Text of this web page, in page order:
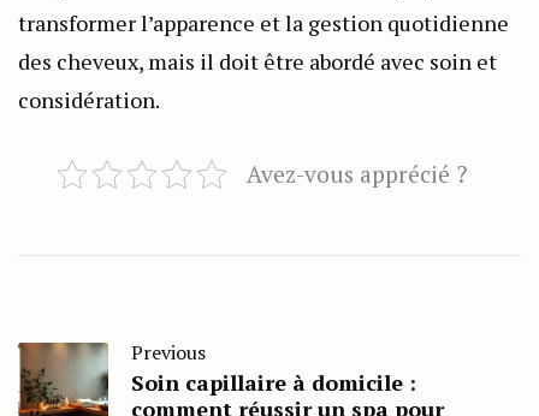
transformer l’apparence et la gestion quotidienne
des cheveux, mais il doit être abordé avec soin et
considération.
Avez-vous apprécié ?
Previous
Soin capillaire à domicile :
comment réussir un spa pour